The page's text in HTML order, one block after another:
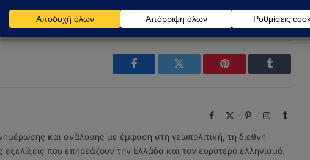
Facebook Twitter Pinterest Tumblr
Facebook PinterestInstagram
Tumblr
και ανάλυσης με έμφαση στη γεωπολιτική, τη διεθνή
εξελίξεις που επηρεάζουν την Ελλάδα και τον ευρύτερο ελληνισμό.